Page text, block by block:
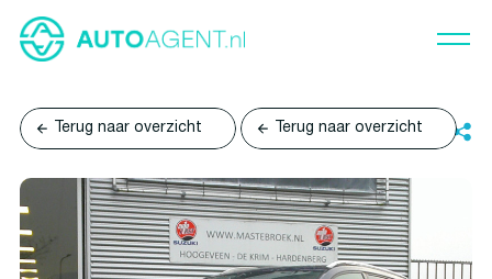
Terug naar overzicht Terug naar overzicht